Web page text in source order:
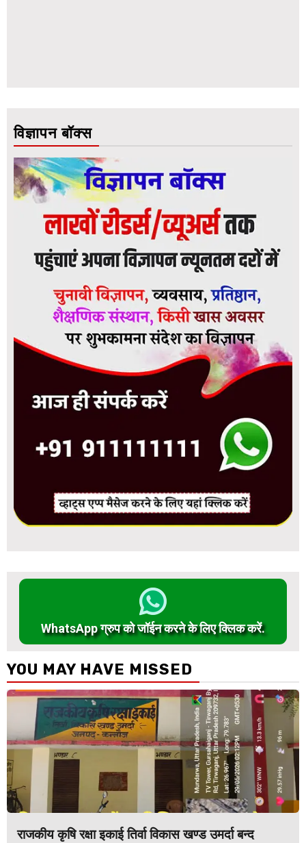
विज्ञापन बॉक्स
WhatsApp ग्रुप को जॉईन करने के लिए क्लिक करें.
YOU MAY HAVE MISSED
राजकीय कृषि रक्षा इकाई तिर्वा विकास खण्ड उमर्दा बन्द